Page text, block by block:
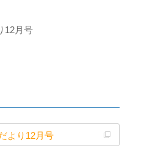
12月号
より12月号